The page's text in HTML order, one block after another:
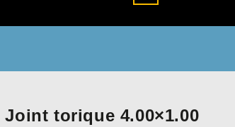
Joint torique 4.00×1.00